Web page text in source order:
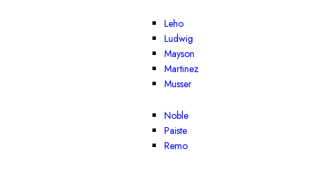
Leho
Ludwig
Mayson
Martinez
Musser
Noble
Paiste
Remo